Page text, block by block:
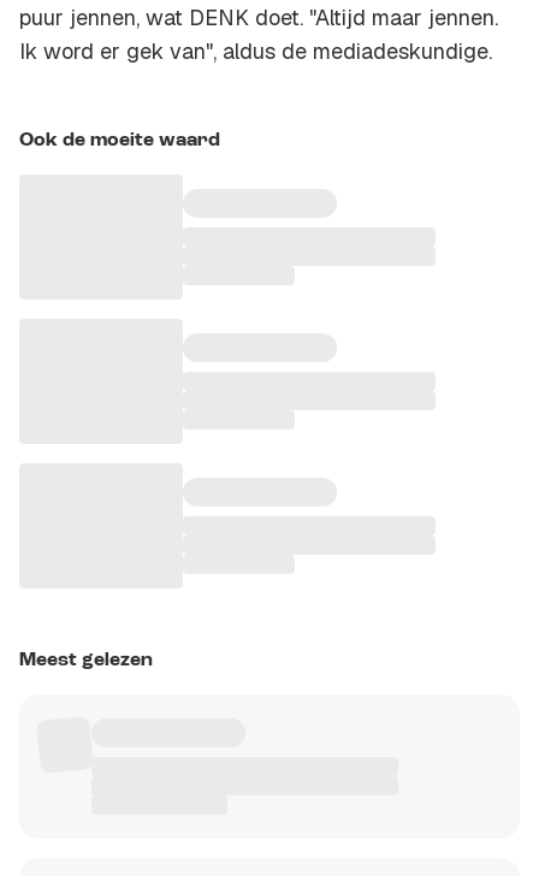
puur jennen, wat DENK doet. "Altijd maar jennen.
Ik word er gek van", aldus de mediadeskundige.
Ook de moeite waard
Meest gelezen